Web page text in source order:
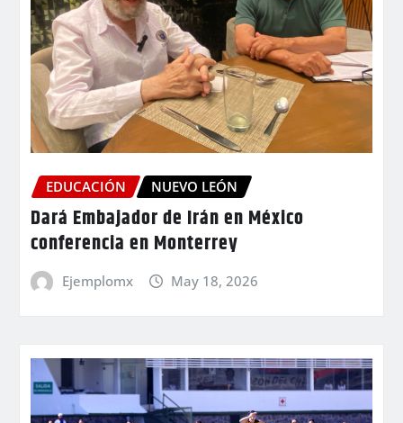
EDUCACIÓN NUEVO LEÓN
Dará Embajador de Irán en México
conferencia en Monterrey
Ejemplomx May 18, 2026